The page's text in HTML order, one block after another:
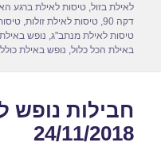
לאילת בזול,טיסות לאילת ברגע
דקה 90
,טיסות לאילת זולות,
טיסות לאילת מנתב"ג, נופש
באילת הכל כלול, נופש באילת
חבילות נופש
24/11/2018